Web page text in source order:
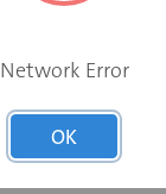
Network Error
OK